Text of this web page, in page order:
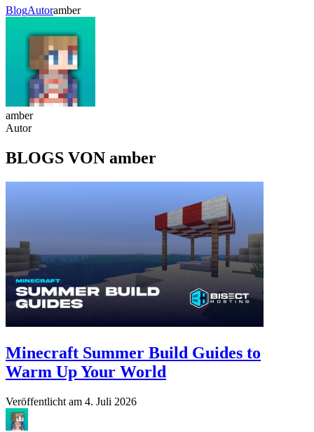
BlogAutoramber
amber
Autor
BLOGS VON amber
Minecraft Summer Build Guides to
Warm Up Your World
Veröffentlicht am 4. Juli 2026